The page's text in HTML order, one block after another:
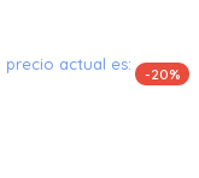
precio actual es:
-20%